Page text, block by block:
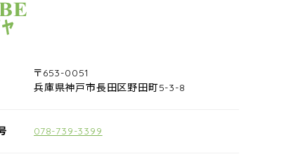
ョップナカゴヤ
〒653-0051
兵庫県神戸市長田区野田町5-3-8
078-739-3399